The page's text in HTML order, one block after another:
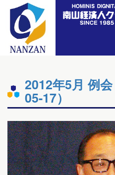
2012年5月 例
05-17）